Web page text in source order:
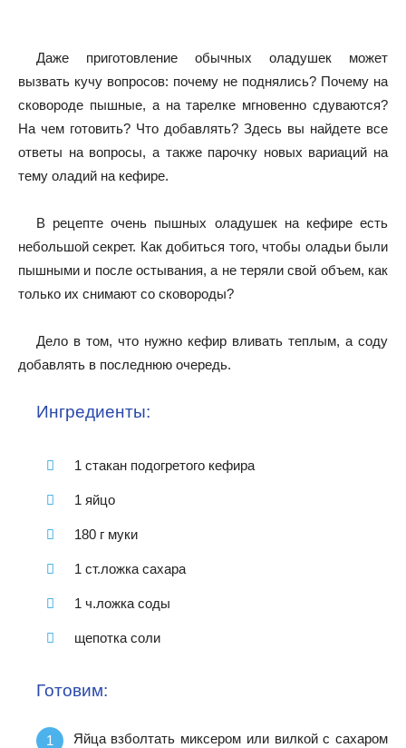
Даже приготовление обычных оладушек может
вызвать кучу вопросов: почему не поднялись? Почему на
сковороде пышные, а на тарелке мгновенно сдуваются?
На чем готовить? Что добавлять? Здесь вы найдете все
ответы на вопросы, а также парочку новых вариаций на
тему оладий на кефире.
В рецепте очень пышных оладушек на кефире есть
небольшой секрет. Как добиться того, чтобы оладьи были
пышными и после остывания, а не теряли свой объем, как
только их снимают со сковороды?
Дело в том, что нужно кефир вливать теплым, а соду
добавлять в последнюю очередь.
Ингредиенты:
1 стакан подогретого кефира
1 яйцо
180 г муки
1 ст.ложка сахара
1 ч.ложка соды
щепотка соли
Готовим:
Яйца взболтать миксером или вилкой с сахаром